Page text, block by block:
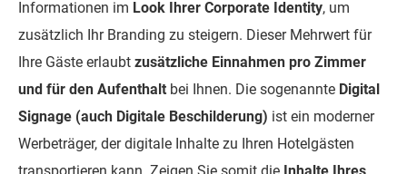
Informationen im Look Ihrer Corporate Identity, um
zusätzlich Ihr Branding zu steigern. Dieser Mehrwert für
Ihre Gäste erlaubt zusätzliche Einnahmen pro Zimmer
und für den Aufenthalt bei Ihnen. Die sogenannte Digital
Signage (auch Digitale Beschilderung) ist ein moderner
Werbeträger, der digitale Inhalte zu Ihren Hotelgästen
transportieren kann. Zeigen Sie somit die Inhalte Ihres